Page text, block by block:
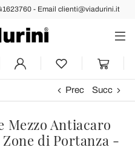
- Email clienti@viadurini.it
Prec Succ
Mezzo Antiacaro
Zone di Portanza -